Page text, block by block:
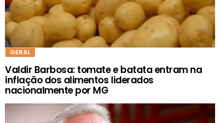
GERAL
Valdir Barbosa: tomate e batata entram na
inflação dos alimentos liderados
nacionalmente por MG